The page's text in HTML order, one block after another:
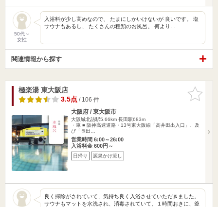
50代～
女性
入浴料が少し高めなので、 たまにしかいけないが 良いです。 塩
サウナもあるし、 たくさんの種類のお風呂。 何より…
関連情報から探す
お気に入
りに追加
極楽湯 東大阪店
3.5点/ 106 件
大阪府 / 東大阪市
大阪城北詰駅5.66km 長田駅683m
・車 ■ 阪神高速道路・13号東大阪線「高井田出入口」、及
び「長田…
営業時間 6:00～26:00
入浴料金 600円～
日帰り 源泉かけ流し
良く掃除がされていて、気持ち良く入浴させていただきました。
サウナもマットを水洗され、消毒されていて、１時間おきに、釜